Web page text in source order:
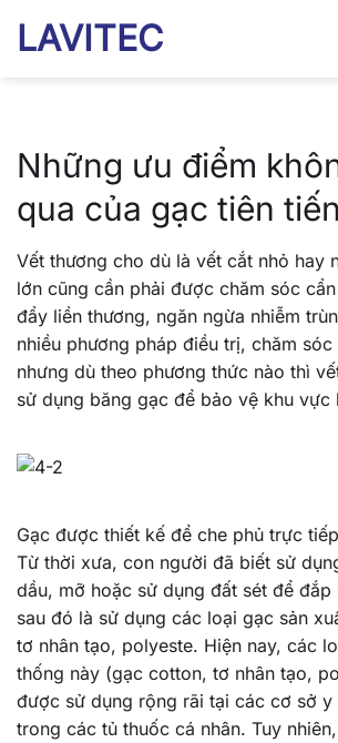
LAVITEC
Những ưu điểm
qua của gạc tiên tiến
Vết thương cho dù là vết cắt nhỏ hay
lớn cũng cần phải được chăm sóc
đẩy liền thương, ngăn ngừa nhiễm
nhiều phương pháp điều trị, chăm sóc
nhưng dù theo phương thức nào thì
sử dụng băng gạc để bảo vệ khu vực
Gạc được thiết kế để che phủ trực
Từ thời xưa, con người đã biết sử
dầu, mỡ hoặc sử dụng đất sét để đắp
sau đó là sử dụng các loại gạc sản
tơ nhân tạo, polyeste. Hiện nay, các
thống này (gạc cotton, tơ nhân tạo,
được sử dụng rộng rãi tại các cơ sở y
trong các tủ thuốc cá nhân. Tuy